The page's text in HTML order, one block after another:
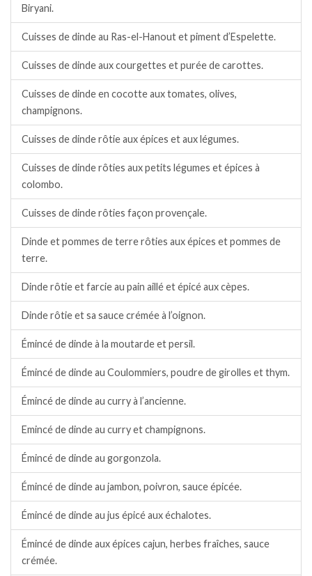
Biryani.
Cuisses de dinde au Ras-el-Hanout et piment d’Espelette.
Cuisses de dinde aux courgettes et purée de carottes.
Cuisses de dinde en cocotte aux tomates, olives,
champignons.
Cuisses de dinde rôtie aux épices et aux légumes.
Cuisses de dinde rôties aux petits légumes et épices à
colombo.
Cuisses de dinde rôties façon provençale.
Dinde et pommes de terre rôties aux épices et pommes de
terre.
Dinde rôtie et farcie au pain aillé et épicé aux cèpes.
Dinde rôtie et sa sauce crémée à l’oignon.
Émincé de dinde à la moutarde et persil.
Émincé de dinde au Coulommiers, poudre de girolles et thym.
Émincé de dinde au curry à l’ancienne.
Emincé de dinde au curry et champignons.
Émincé de dinde au gorgonzola.
Émincé de dinde au jambon, poivron, sauce épicée.
Émincé de dinde au jus épicé aux échalotes.
Émincé de dinde aux épices cajun, herbes fraîches, sauce
crémée.